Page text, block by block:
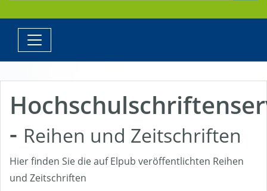
- Reihen und Zeitschriften
Hier finden Sie die auf Elpub veröffentlichten Reihen
und Zeitschriften